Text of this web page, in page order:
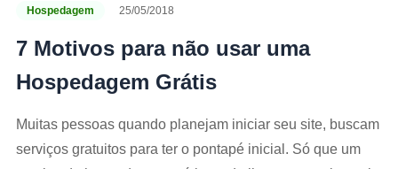
Hospedagem 25/05/2018
7 Motivos para não usar uma
Hospedagem Grátis
Muitas pessoas quando planejam iniciar seu site, buscam
serviços gratuitos para ter o pontapé inicial. Só que um